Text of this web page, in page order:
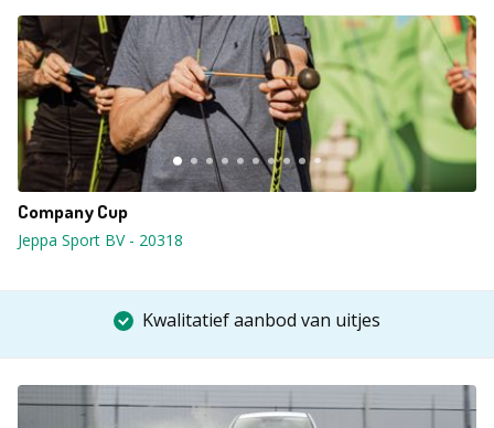
Company Cup
Jeppa Sport BV- 20318
Kwalitatief aanbod van uitjes